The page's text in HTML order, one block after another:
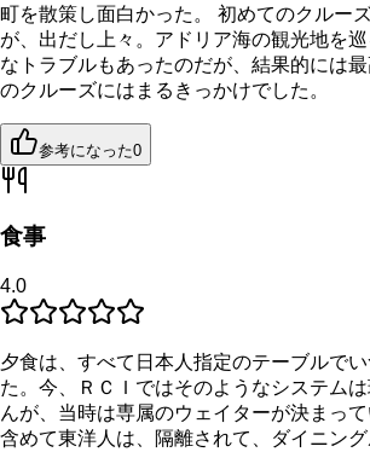
町を散策し面白かった。 初めてのクルー
が、出だし上々。アドリア海の観光地を
なトラブルもあったのだが、結果的には
のクルーズにはまるきっかけでした。
参考になった0
食事
4.0
夕食は、すべて日本人指定のテーブルで
た。今、ＲＣＩではそのようなシステム
んが、当時は専属のウェイターが決まっ
含めて東洋人は、隔離されて、ダイニン